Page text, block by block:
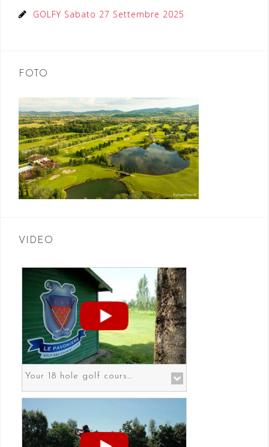
GOLFY Sabato 27 Settembre 2025
FOTO
VIDEO
Your 18 hole golf course in Prato the gateway to Florence